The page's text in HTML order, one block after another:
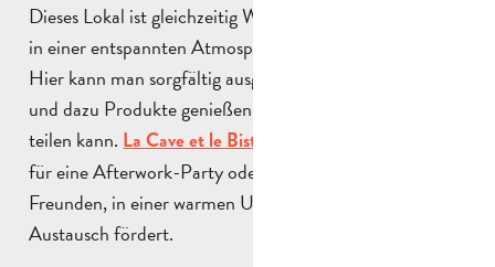
Dieses Lokal ist gleichzeitig Weinkeller und Bar und lädt
in einer entspannten Atmosphäre zum Entdecken ein.
Hier kann man sorgfältig ausgewählte Weine verkosten
und dazu Produkte genießen, die man mit anderen
teilen kann. La Cave et le Bistrot
für eine Afterwork-Party oder einen Abend mit
Freunden, in einer warmen Umgebung, die den
Austausch fördert.